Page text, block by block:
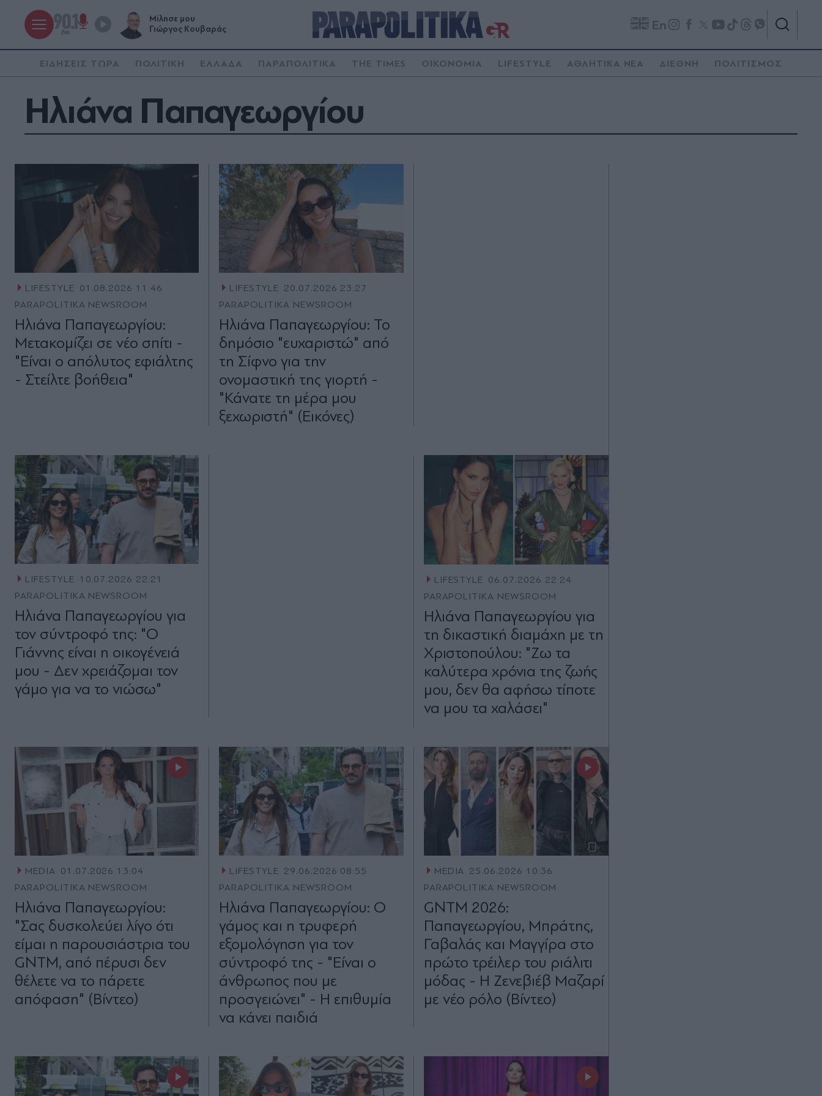
Μίλησε μου
Γιώργος Κουβαράς
En
ΕΙΔΗΣΕΙΣ ΤΩΡΑ ΠΟΛΙΤΙΚΗ ΕΛΛΑΔΑ ΠΑΡΑΠΟΛΙΤΙΚΑ THE TIMES ΟΙΚΟΝΟΜΙΑ LIFESTYLE ΑΘΛΗΤΙΚΑ ΝΕΑ ΔΙΕΘΝΗ ΠΟΛΙΤΙΣΜΟΣ
Ηλιάνα Παπαγεωργίου
LIFESTYLE 01.08.2026 11:46
PARAPOLITIKA NEWSROOM
Ηλιάνα Παπαγεωργίου:
Μετακομίζει σε νέο σπίτι -
"Είναι ο απόλυτος εφιάλτης
- Στείλτε βοήθεια"
LIFESTYLE 20.07.2026 23:27
PARAPOLITIKA NEWSROOM
Ηλιάνα Παπαγεωργίου: Το
δημόσιο "ευχαριστώ" από
τη Σίφνο για την
ονομαστική της γιορτή -
"Κάνατε τη μέρα μου
ξεχωριστή" (Εικόνες)
LIFESTYLE 10.07.2026 22:21
PARAPOLITIKA NEWSROOM
Ηλιάνα Παπαγεωργίου για
τον σύντροφό της: "Ο
Γιάννης είναι η οικογένειά
μου - Δεν χρειάζομαι τον
γάμο για να το νιώσω"
LIFESTYLE 06.07.2026 22:24
PARAPOLITIKA NEWSROOM
Ηλιάνα Παπαγεωργίου για
τη δικαστική διαμάχη με τη
Χριστοπούλου: "Ζω τα
καλύτερα χρόνια της ζωής
μου, δεν θα αφήσω τίποτε
να μου τα χαλάσει"
MEDIA 01.07.2026 13:04
PARAPOLITIKA NEWSROOM
Ηλιάνα Παπαγεωργίου:
"Σας δυσκολεύει λίγο ότι
είμαι η παρουσιάστρια του
GNTM, από πέρυσι δεν
θέλετε να το πάρετε
απόφαση" (Βίντεο)
LIFESTYLE 29.06.2026 08:55
PARAPOLITIKA NEWSROOM
Ηλιάνα Παπαγεωργίου: Ο
γάμος και η τρυφερή
εξομολόγηση για τον
σύντροφό της - "Είναι ο
άνθρωπος που με
προσγειώνει" - Η επιθυμία
να κάνει παιδιά
MEDIA 25.06.2026 10:36
PARAPOLITIKA NEWSROOM
GNTM 2026:
Παπαγεωργίου, Μπράτης,
Γαβαλάς και Μαγγίρα στο
πρώτο τρέιλερ του ριάλιτι
μόδας - Η Ζενεβιέβ Μαζαρί
με νέο ρόλο (Βίντεο)